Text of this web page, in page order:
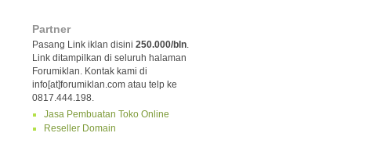
Partner
Pasang Link iklan disini 250.000/bln.
Link ditampilkan di seluruh halaman
Forumiklan. Kontak kami di
info[at]forumiklan.com atau telp ke
0817.444.198.
Jasa Pembuatan Toko Online
Reseller Domain